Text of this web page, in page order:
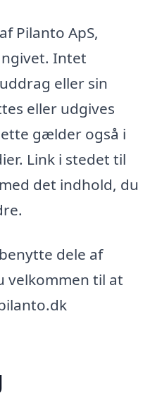
Pilanto ApS,
Intet
eller sin
eller udgives
gælder også i
Link i stedet til
det indhold, du
dele af
velkommen til at